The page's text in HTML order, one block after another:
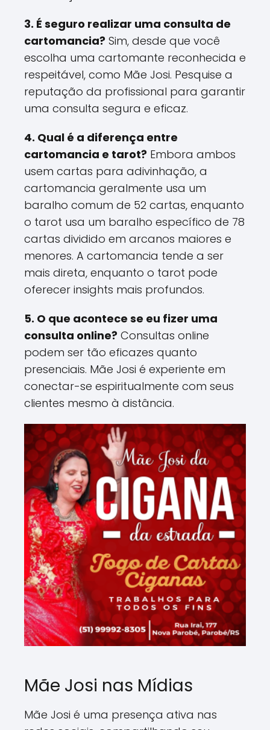
3. É seguro realizar uma consulta de
cartomancia? Sim, desde que você
escolha uma cartomante reconhecida e
respeitável, como Mãe Josi. Pesquise a
reputação da profissional para garantir
uma consulta segura e eficaz.
4. Qual é a diferença entre
cartomancia e tarot? Embora ambos
usem cartas para adivinhação, a
cartomancia geralmente usa um
baralho comum de 52 cartas, enquanto
o tarot usa um baralho específico de 78
cartas dividido em arcanos maiores e
menores. A cartomancia tende a ser
mais direta, enquanto o tarot pode
oferecer insights mais profundos​.
5. O que acontece se eu fizer uma
consulta online? Consultas online
podem ser tão eficazes quanto
presenciais. Mãe Josi é experiente em
conectar-se espiritualmente com seus
clientes mesmo à distância​.
Mãe Josi nas Mídias
Mãe Josi é uma presença ativa nas